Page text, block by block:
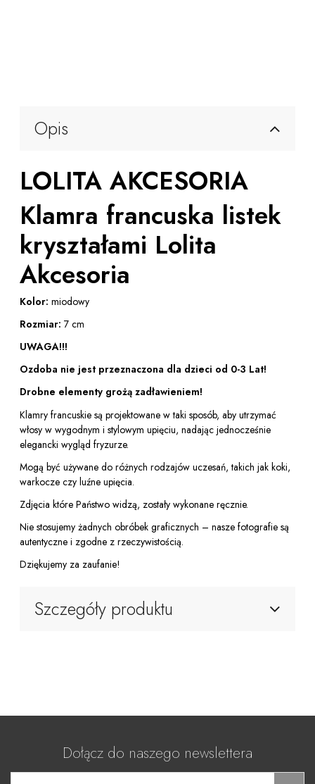
Opis
LOLITA AKCESORIA
Klamra francuska listek
kryształami Lolita
Akcesoria
Kolor: miodowy
Rozmiar: 7 cm
UWAGA!!!
Ozdoba nie jest przeznaczona dla dzieci od 0-3 Lat!
Drobne elementy grożą zadławieniem!
Klamry francuskie są projektowane w taki sposób, aby utrzymać
włosy w wygodnym i stylowym upięciu, nadając jednocześnie
elegancki wygląd fryzurze.
Mogą być używane do różnych rodzajów uczesań, takich jak koki,
warkocze czy luźne upięcia.
Zdjęcia które Państwo widzą, zostały wykonane ręcznie.
Nie stosujemy żadnych obróbek graficznych – nasze fotografie są
autentyczne i zgodne z rzeczywistością.
Dziękujemy za zaufanie!
Szczegóły produktu
Dołącz do naszego newslettera